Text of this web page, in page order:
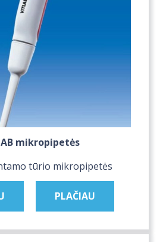
mikropipetės
tūrio mikropipetės
PLAČIAU